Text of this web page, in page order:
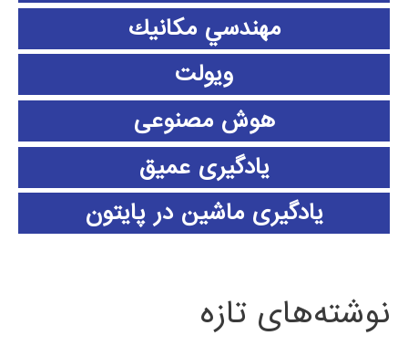
مهندسي مكانيك
ویولت
هوش مصنوعی
یادگیری عمیق
یادگیری ماشین در پایتون
نوشته‌های تازه